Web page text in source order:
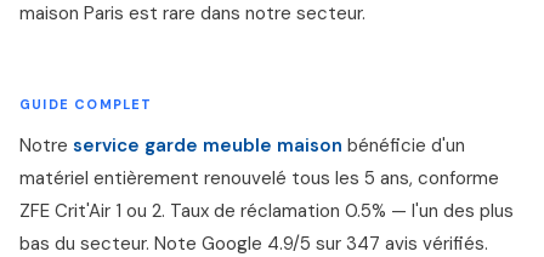
maison Paris est rare dans notre secteur.
GUIDE COMPLET
Notre service garde meuble maison bénéficie d'un
matériel entièrement renouvelé tous les 5 ans, conforme
ZFE Crit'Air 1 ou 2. Taux de réclamation 0.5% — l'un des plus
bas du secteur. Note Google 4.9/5 sur 347 avis vérifiés.